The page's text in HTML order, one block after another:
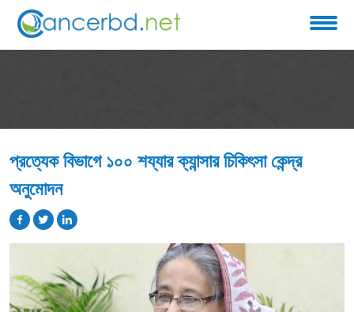
প্রত্যেক বিভাগে ১০০ শয্যার ক্যান্সার চিকিৎসা কেন্দ্র
অনুমোদন